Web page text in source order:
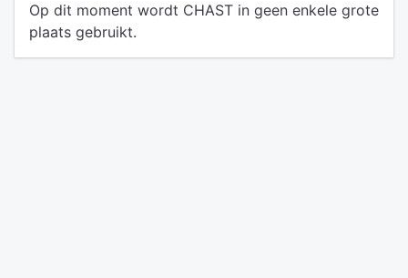
Op dit moment wordt CHAST in geen enkele grote
plaats gebruikt.